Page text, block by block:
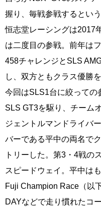
握り、毎戦参戦するとい
恒志堂レーシングは2017
は二度目の参戦。前年は
458チャレンジとSLS
し、双方ともクラス優勝
今回はSLS1台に絞っての
SLS GT3を駆り、チーム
ジェントルマンドライバ
バーである平中の両名で
トリーした。第3・4戦の
スピードウェイ。平中は
Fuji Champion Race（以
DAYなどで走り慣れたコ